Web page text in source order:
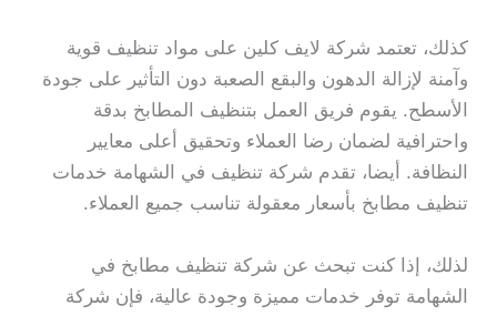
كذلك، تعتمد شركة لايف كلين على مواد تنظيف قوية
وآمنة لإزالة الدهون والبقع الصعبة دون التأثير على جودة
الأسطح. يقوم فريق العمل بتنظيف المطابخ بدقة
واحترافية لضمان رضا العملاء وتحقيق أعلى معايير
النظافة. أيضا، تقدم شركة تنظيف في الشهامة خدمات
تنظيف مطابخ بأسعار معقولة تناسب جميع العملاء.
لذلك، إذا كنت تبحث عن شركة تنظيف مطابخ في
الشهامة توفر خدمات مميزة وجودة عالية، فإن شركة